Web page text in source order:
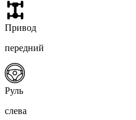
Привод
передний
Руль
слева